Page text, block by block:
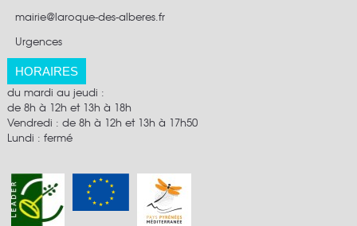
mairie@laroque-des-alberes.fr
Urgences
HORAIRES
du mardi au jeudi :
de 8h à 12h et 13h à 18h
Vendredi : de 8h à 12h et 13h à 17h50
Lundi : fermé